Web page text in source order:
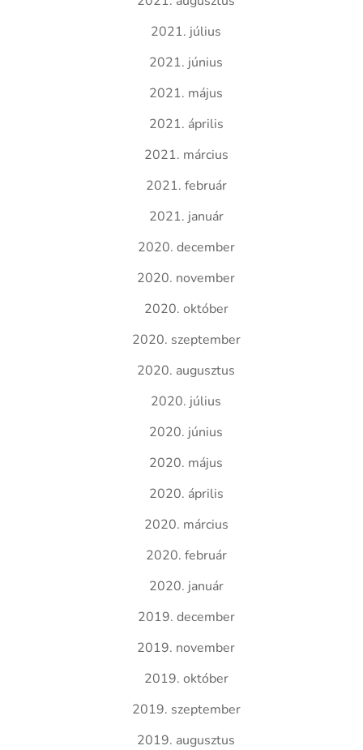
2021. július
2021. június
2021. május
2021. április
2021. március
2021. február
2021. január
2020. december
2020. november
2020. október
2020. szeptember
2020. augusztus
2020. július
2020. június
2020. május
2020. április
2020. március
2020. február
2020. január
2019. december
2019. november
2019. október
2019. szeptember
2019. augusztus